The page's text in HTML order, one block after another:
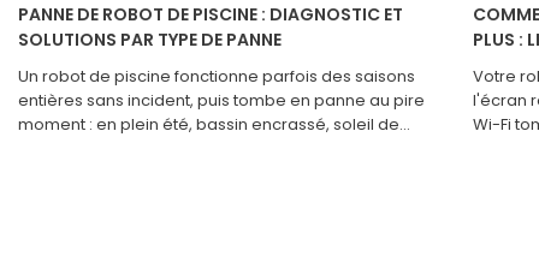
PANNE DE ROBOT DE PISCINE : DIAGNOSTIC ET
SOLUTIONS PAR TYPE DE PANNE
Un robot de piscine fonctionne parfois des saisons
entières sans incident, puis tombe en panne au pire
moment : en plein été, bassin encrassé, soleil de
PLUS :
Votre
l'écran
Wi-Fi